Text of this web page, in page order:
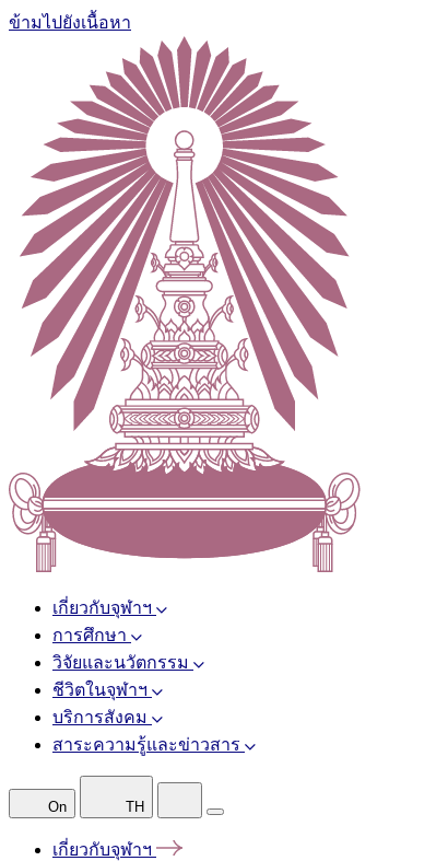
ข้ามไปยังเนื้อหา
เกี่ยวกับจุฬาฯ
การศึกษา
วิจัยและนวัตกรรม
ชีวิตในจุฬาฯ
บริการสังคม
สาระความรู้และข่าวสาร
On TH
เกี่ยวกับจุฬาฯ